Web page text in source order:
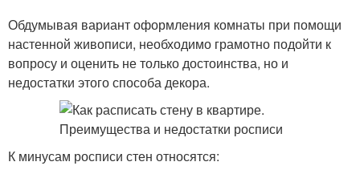
Обдумывая вариант оформления комнаты при помощи
настенной живописи, необходимо грамотно подойти к
вопросу и оценить не только достоинства, но и
недостатки этого способа декора.
К минусам росписи стен относятся: